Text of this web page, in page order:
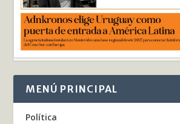
MENÚ PRINCIPAL
Política